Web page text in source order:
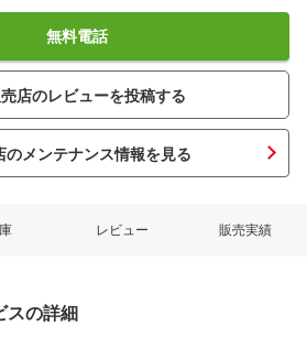
無料電話
売店のレビューを投稿する
のメンテナンス情報を見る
レビュー 販売実績
スの詳細